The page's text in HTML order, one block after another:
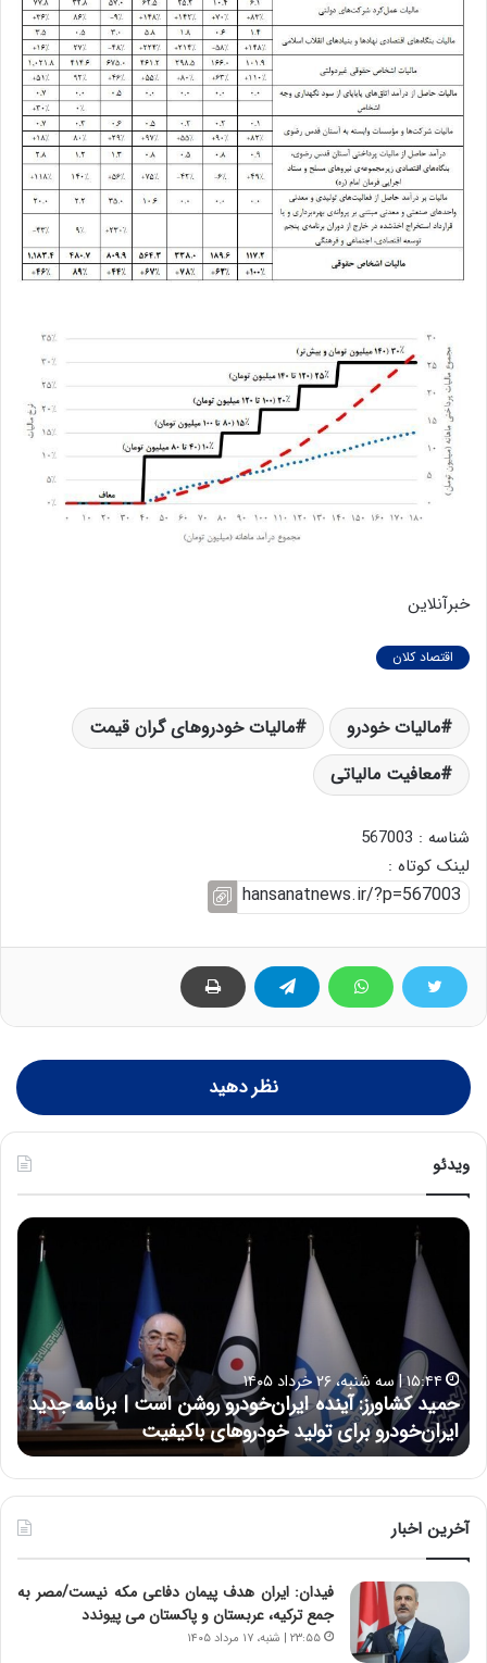
خبرآنلاین
اقتصاد کلان
مالیات خودرو
مالیات خودروهای گران قیمت
معافیت مالیاتی
شناسه : 567003
لینک کوتاه :
نظر دهید
ویدئو
روشن است | برنامه جدید
باکیفیت
ا
ی
:
د
ر
ط
ا
ر
ی
۱۷:۳۹ | سه شنبه، ۲۲ اردیبهشت ۱۴۰۵
حسین علایی: در طول
نتوانسته در مقابل چنین
آخرین اخبار
فیدان: ایران هدف پیمان دفاعی مکه نیست/مصر به
جمع ترکیه، عربستان و پاکستان می پیوندد
۲۳:۵۵ | شنبه، ۱۷ مرداد ۱۴۰۵